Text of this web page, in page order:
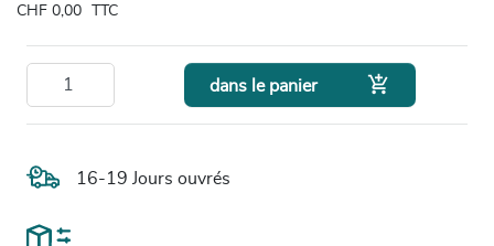
CHF 0,00 TTC
dans le panier 
16-19 Jours ouvrés